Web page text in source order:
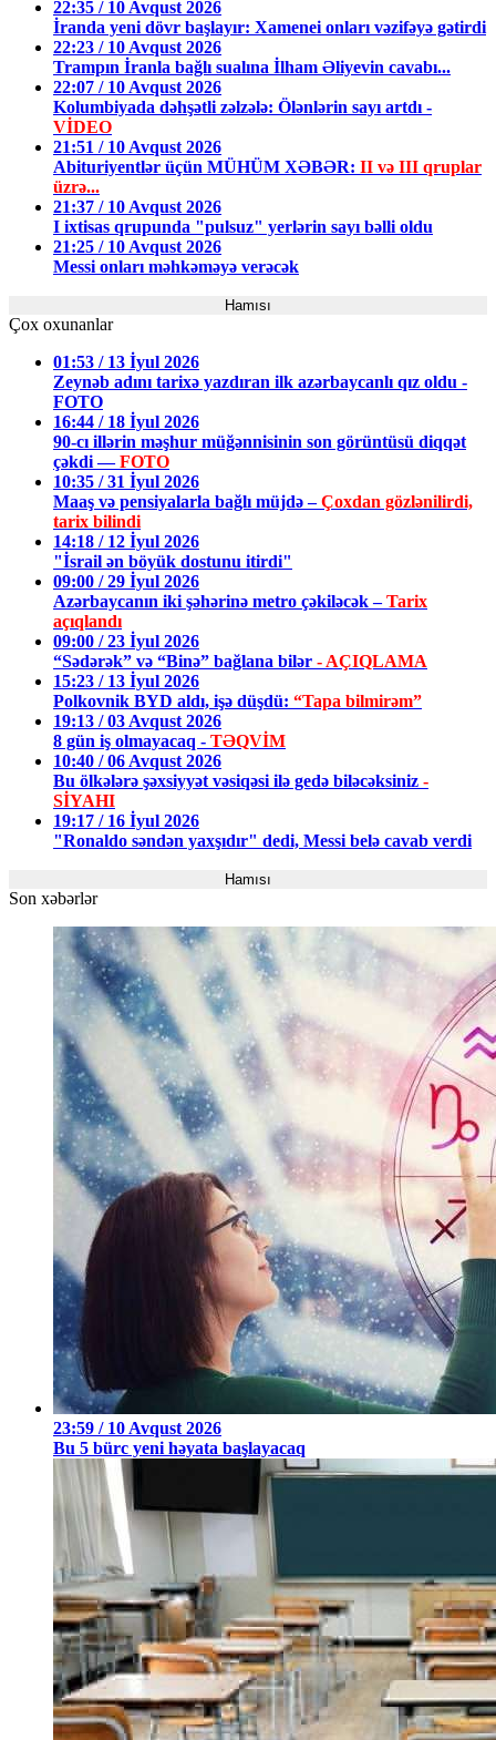
22:35 / 10 Avqust 2026
İranda yeni dövr başlayır: Xamenei onları vəzifəyə gətirdi
22:23 / 10 Avqust 2026
Trampın İranla bağlı sualına İlham Əliyevin cavabı...
22:07 / 10 Avqust 2026
Kolumbiyada dəhşətli zəlzələ: Ölənlərin sayı artdı -
VİDEO
21:51 / 10 Avqust 2026
Abituriyentlər üçün MÜHÜM XƏBƏR: II və III qruplar
üzrə...
21:37 / 10 Avqust 2026
I ixtisas qrupunda "pulsuz" yerlərin sayı bəlli oldu
21:25 / 10 Avqust 2026
Messi onları məhkəməyə verəcək
Hamısı
Çox oxunanlar
01:53 / 13 İyul 2026
Zeynəb adını tarixə yazdıran ilk azərbaycanlı qız oldu -
FOTO
16:44 / 18 İyul 2026
90-cı illərin məşhur müğənnisinin son görüntüsü diqqət
çəkdi —FOTO
10:35 / 31 İyul 2026
Maaş və pensiyalarla bağlı müjdə –Çoxdan gözlənilirdi,
tarix bilindi
14:18 / 12 İyul 2026
"İsrail ən böyük dostunu itirdi"
09:00 / 29 İyul 2026
Azərbaycanın iki şəhərinə metro çəkiləcək –Tarix
açıqlandı
09:00 / 23 İyul 2026
“Sədərək” və “Binə” bağlana bilər - AÇIQLAMA
15:23 / 13 İyul 2026
Polkovnik BYD aldı, işə düşdü: “Tapa bilmirəm”
19:13 / 03 Avqust 2026
8 gün iş olmayacaq - TƏQVİM
10:40 / 06 Avqust 2026
Bu ölkələrə şəxsiyyət vəsiqəsi ilə gedə biləcəksiniz -
SİYAHI
19:17 / 16 İyul 2026
"Ronaldo səndən yaxşıdır" dedi, Messi belə cavab verdi
Hamısı
Son xəbərlər
23:59 / 10 Avqust 2026
Bu 5 bürc yeni həyata başlayacaq